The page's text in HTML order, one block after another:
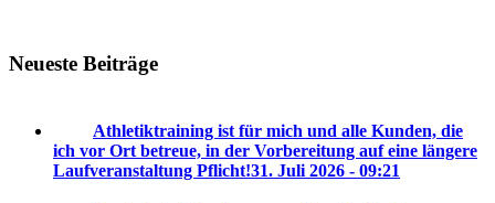
Neueste Beiträge
Athletiktraining ist für mich und alle Kunden, die
ich vor Ort betreue, in der Vorbereitung auf eine längere
Laufveranstaltung Pflicht!31. Juli 2026 - 09:21